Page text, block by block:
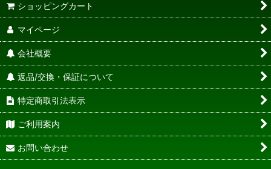
ショッピングカート
マイページ
会社概要
返品/交換・保証について
特定商取引法表示
ご利用案内
お問い合わせ